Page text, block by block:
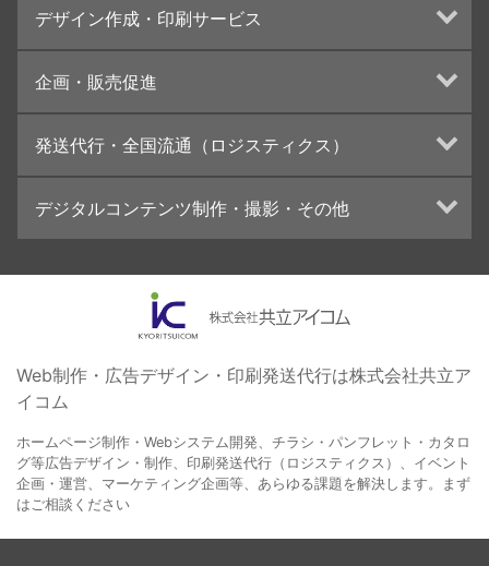
インターネット広告代行
UI・UXデザイン設計
デザイン作成・印刷サービス
カタログデザインの制作・印刷
学校・会社案内パンフレット制作・印刷
高精細印刷（スブリマ印刷）
社内報
名刺
一般印刷 （オンデマンド・オフセット）
ユニバーサル・コミュニケーション・デザイン
企画・販売促進
ブランディング戦略
コンテンツ制作
採用プロモーション
発送代行・全国流通（ロジスティクス）
デジタルコンテンツ制作・撮影・その他
イラスト・キャラクター制作
ロゴデザイン・CI設計
コピー・ライティング
電子ブック制作
自社メディア
Web制作・広告デザイン・印刷発送代行は株式会社共立ア
イコム
ホームページ制作・Webシステム開発、チラシ・パンフレット・カタロ
グ等広告デザイン・制作、印刷発送代行（ロジスティクス）、イベント
企画・運営、マーケティング企画等、あらゆる課題を解決します。まず
はご相談ください